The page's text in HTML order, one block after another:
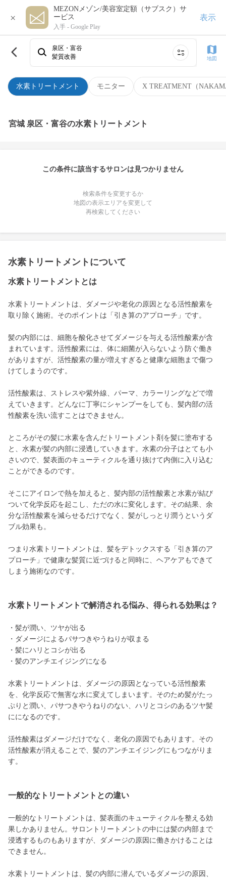
×
MEZONメゾン/美容室定額（サブスク）サ
ービス
入手 - Google Play
表示
水素トリートメント モニター X TREATMENT（
泉区・富谷
髪質改善
地図
宮城 泉区・富谷の水素トリートメント
この条件に該当するサロンは見つかりません
検索条件を変更するか
地図の表示エリアを変更して
再検索してください
水素トリートメントについて
水素トリートメントとは
水素トリートメントは、ダメージや老化の原因となる活性酸素を
取り除く施術。そのポイントは「引き算のアプローチ」です。
髪の内部には、細胞を酸化させてダメージを与える活性酸素が含
まれています。活性酸素には、体に細菌が入らないよう防ぐ働き
がありますが、活性酸素の量が増えすぎると健康な細胞まで傷つ
けてしまうのです。
活性酸素は、ストレスや紫外線、パーマ、カラーリングなどで増
えていきます。どんなに丁寧にシャンプーをしても、髪内部の活
性酸素を洗い流すことはできません。
ところがその髪に水素を含んだトリートメント剤を髪に塗布する
と、水素が髪の内部に浸透していきます。水素の分子はとても小
さいので、髪表面のキューティクルを通り抜けて内側に入り込む
ことができるのです。
そこにアイロンで熱を加えると、髪内部の活性酸素と水素が結び
ついて化学反応を起こし、ただの水に変化します。その結果、余
分な活性酸素を減らせるだけでなく、髪がしっとり潤うというダ
ブル効果も。
つまり水素トリートメントは、髪をデトックスする「引き算のア
プローチ」で健康な髪質に近づけると同時に、ヘアケアもできて
しまう施術なのです。
水素トリートメントで解消される悩み、得られる効果は？
・髪が潤い、ツヤが出る
・ダメージによるパサつきやうねりが収まる
・髪にハリとコシが出る
・髪のアンチエイジングになる
水素トリートメントは、ダメージの原因となっている活性酸素
を、化学反応で無害な水に変えてしまいます。そのため髪がたっ
ぷりと潤い、パサつきやうねりのない、ハリとコシのあるツヤ髪
にになるのです。
活性酸素はダメージだけでなく、老化の原因でもあります。その
活性酸素が消えることで、髪のアンチエイジングにもつながりま
す。
一般的なトリートメントとの違い
一般的なトリートメントは、髪表面のキューティクルを整える効
果しかありません。サロントリートメントの中には髪の内部まで
浸透するものもありますが、ダメージの原因に働きかけることは
できません。
水素トリートメントは、髪の内部に潜んでいるダメージの原因、